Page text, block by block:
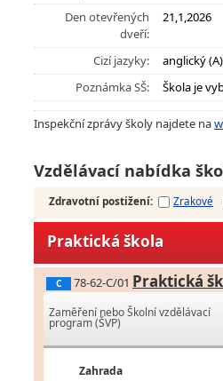
Den otevřených
dveří:
21,1,2026
Cizí jazyky:
anglický (A)
Poznámka SŠ:
Škola je
Inspekční zprávy školy najdete na
Vzdělávací nabídka
Zdravotní postižení: Zrakové
Praktická škola
C 78-62-C/01 Praktická
Zaměření nebo Školní vzdělávací
program (ŠVP)
Zahrada